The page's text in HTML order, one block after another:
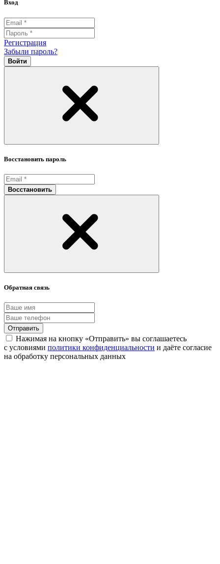
Вход
Регистрация
Забыли пароль?
Войти
Восстановить пароль
Восстановить
Обратная связь
Отправить
Нажимая на кнопку «Отправить» вы соглашаетесь
с условиями политики конфиденциальности и даёте согласие
на обработку персональных данных